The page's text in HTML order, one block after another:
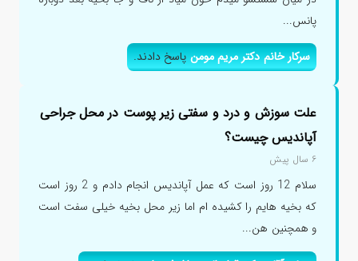
پانس...
سرکار خانم دکتر مریم مومنپاسخ دادند.
علت سوزش و درد و سفتی زیر پوست در محل جراحی
آپاندیس چیست؟
۶ سال پیش
سلام 12 روز است که عمل آپاندیس انجام دادم و 2 روز است
که بخیه هایم را کشیده ام اما زیر محل بخیه خیلی سفت است
و همچنین هن...